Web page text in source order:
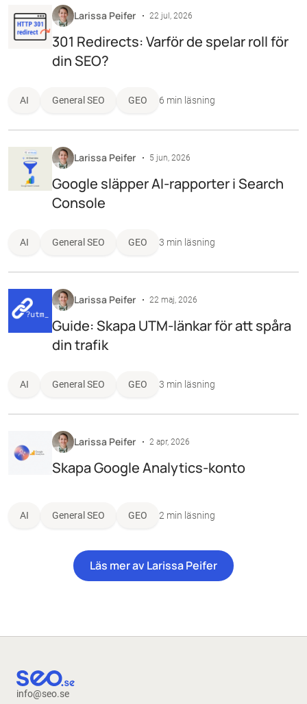
Larissa Peifer 22 jul, 2026
301 Redirects: Varför de spelar roll för
din SEO?
AI General SEO GEO 6 min läsning
Larissa Peifer 5 jun, 2026
Google släpper AI-rapporter i Search
Console
AI General SEO GEO 3 min läsning
Larissa Peifer 22 maj, 2026
Guide: Skapa UTM-länkar för att spåra
din trafik
AI General SEO GEO 3 min läsning
Larissa Peifer 2 apr, 2026
Skapa Google Analytics-konto
AI General SEO GEO 2 min läsning
Läs mer av Larissa Peifer
info@seo.se